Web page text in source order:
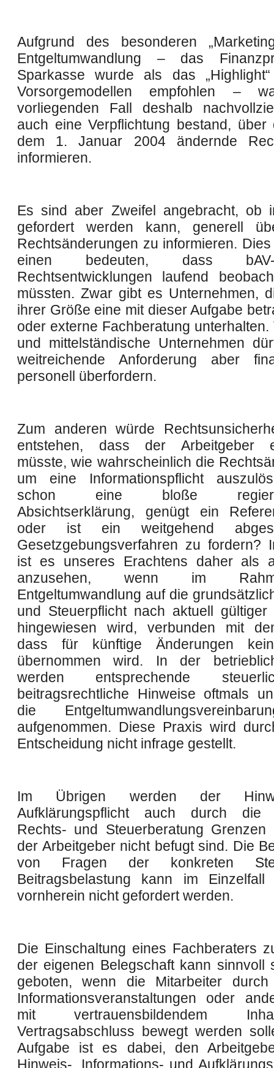
Aufgrund des besonderen
Entgeltumwandlung – das
Sparkasse wurde als das
Vorsorgemodellen empfohlen –
vorliegenden Fall deshalb
auch eine Verpflichtung bestand,
dem 1. Januar 2004 ändernde
informieren.
Es sind aber Zweifel angebracht, ob
gefordert werden kann, generell
Rechtsänderungen zu informieren.
einen bedeuten, dass bAV-
Rechtsentwicklungen laufend
müssten. Zwar gibt es Unternehmen,
ihrer Größe eine mit dieser Aufgabe
oder externe Fachberatung unterhalten.
und mittelständische Unternehmen
weitreichende Anforderung aber
personell überfordern.
Zum anderen würde
entstehen, dass der Arbeitgeber
müsste, wie wahrscheinlich die
um eine Informationspflicht
schon eine bloße
Absichtserklärung, genügt ein
oder ist ein weitgehend
Gesetzgebungsverfahren zu fordern?
ist es unseres Erachtens daher als
anzusehen, wenn im
Entgeltumwandlung auf die
und Steuerpflicht nach aktuell gültiger
hingewiesen wird, verbunden mit
dass für künftige Änderungen
übernommen wird. In der
werden entsprechende
beitragsrechtliche Hinweise oftmals
die
aufgenommen. Diese Praxis wird
Entscheidung nicht infrage gestellt.
Im Übrigen werden der
Aufklärungspflicht auch durch die
Rechts- und Steuerberatung Grenzen
der Arbeitgeber nicht befugt sind. Die
von Fragen der konkreten
Beitragsbelastung kann im
vornherein nicht gefordert werden.
Die Einschaltung eines Fachberaters
der eigenen Belegschaft kann sinnvoll
geboten, wenn die Mitarbeiter durch
Informationsveranstaltungen oder
mit vertrauensbildendem
Vertragsabschluss bewegt werden
Aufgabe ist es dabei, den
Hinweis-, Informations- und